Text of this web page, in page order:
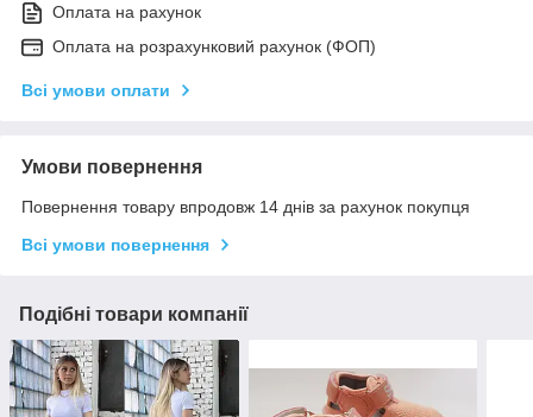
Оплата на рахунок
Оплата на розрахунковий рахунок (ФОП)
Всі умови оплати
Умови повернення
Повернення товару впродовж 14 днів за рахунок покупця
Всі умови повернення
Подібні товари компанії